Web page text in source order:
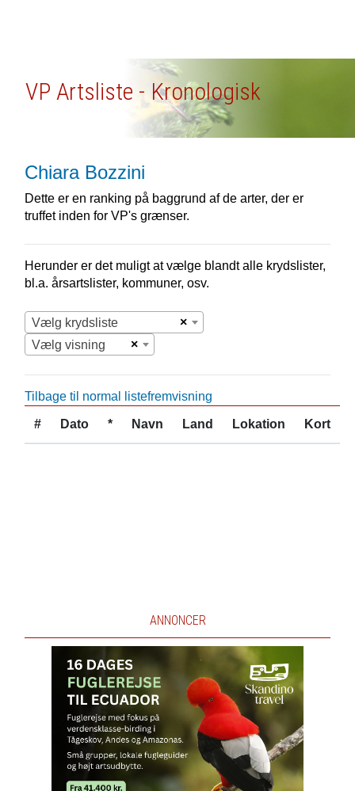
VP Artsliste - Kronologisk
Chiara Bozzini
Dette er en ranking på baggrund af de arter, der er
truffet inden for VP's grænser.
Herunder er det muligt at vælge blandt alle krydslister,
bl.a. årsartslister, kommuner, osv.
×
Vælg krydsliste
×
Vælg visning
Tilbage til normal listefremvisning
# Dato * Navn Land Lokation Kort
ANNONCER